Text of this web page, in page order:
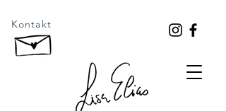
Kontakt